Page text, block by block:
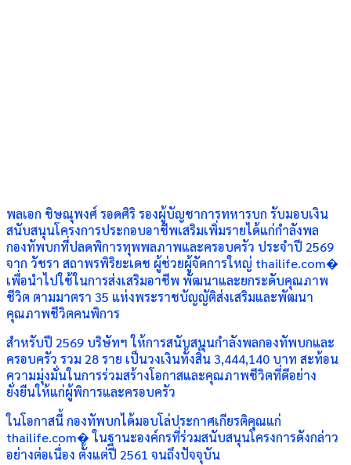
พลเอก ชิษณุพงศ์ รอดศิริ รองผู้บัญชาการทหารบก รับมอบเงิน
สนับสนุนโครงการประกอบอาชีพเสริมเพิ่มรายได้แก่กำลังพล
กองทัพบกที่ปลดพิการทุพพลภาพและครอบครัว ประจำปี 2569
จาก วัชรา สถาพรพิริยะเดช ผู้ช่วยผู้จัดการใหญ่ thailife.com⁠�
เพื่อนำไปใช้ในการส่งเสริมอาชีพ พัฒนาและยกระดับคุณภาพ
ชีวิต ตามมาตรา 35 แห่งพระราชบัญญัติส่งเสริมและพัฒนา
คุณภาพชีวิตคนพิการ
สำหรับปี 2569 บริษัทฯ ให้การสนับสนุนกำลังพลกองทัพบกและ
ครอบครัว รวม 28 ราย เป็นวงเงินทั้งสิ้น 3,444,140 บาท สะท้อน
ความมุ่งมั่นในการร่วมสร้างโอกาสและคุณภาพชีวิตที่ดีอย่าง
ยั่งยืนให้แก่ผู้พิการและครอบครัว
ในโอกาสนี้ กองทัพบกได้มอบโล่ประกาศเกียรติคุณแก่
thailife.com⁠� ในฐานะองค์กรที่ร่วมสนับสนุนโครงการดังกล่าว
อย่างต่อเนื่อง ตั้งแต่ปี 2561 จนถึงปัจจุบัน